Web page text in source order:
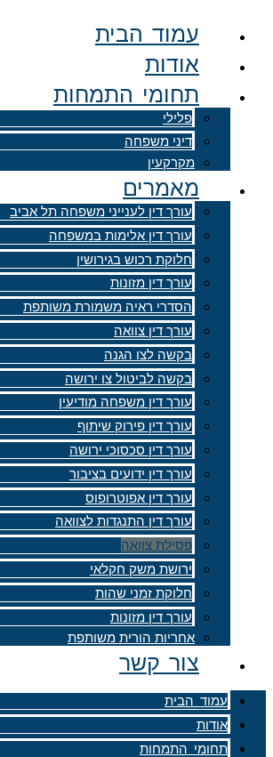
עמוד הבית
אודות
תחומי התמחות
פלילי
דיני משפחה
מקרקעין
מאמרים
עורך דין לענייני משפחה תל אביב
עורך דין אלימות במשפחה
חלוקת רכוש בגירושין
עורך דין מזונות
הסדרי ראיה משמורת משותפת
עורך דין צוואה
בקשה לצו הגנה
בקשה לביטול צו ירושה
עורך דין משפחה מודיעין
עורך דין פירוק שיתוף
עורך דין סכסוכי ירושה
עורך דין ידועים בציבור
עורך דין אפוטרופוס
עורך דין התנגדות לצוואה
פסילת צוואה
ירושת משק חקלאי
חלוקת זמני שהות
עורך דין מזונות
אחריות הורית משותפת
צור קשר
עמוד הבית
אודות
תחומי התמחות